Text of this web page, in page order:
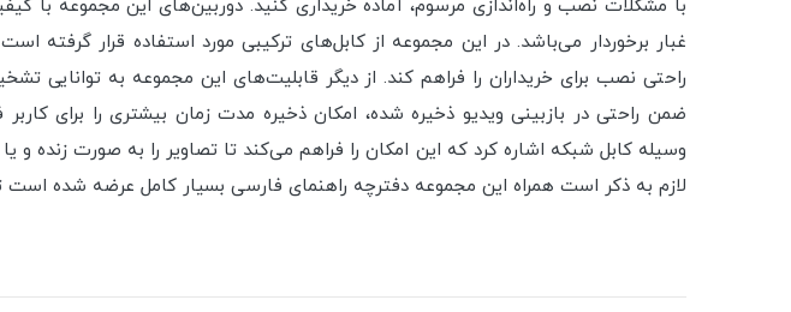
راحتی نصب برای خریداران را فراهم کند. از دیگر قابلیت‌های این مجموعه به
ضمن راحتی در بازبینی ویدیو ذخیره شده، امکان ذخیره مدت زمان بیشتری را برای
وسیله کابل شبکه اشاره کرد که این امکان را فراهم می‌کند تا تصاویر را به صورت زنده و
لازم به ذکر است همراه این مجموعه دفترچه راهنمای فارسی بسیار کامل عرضه شده